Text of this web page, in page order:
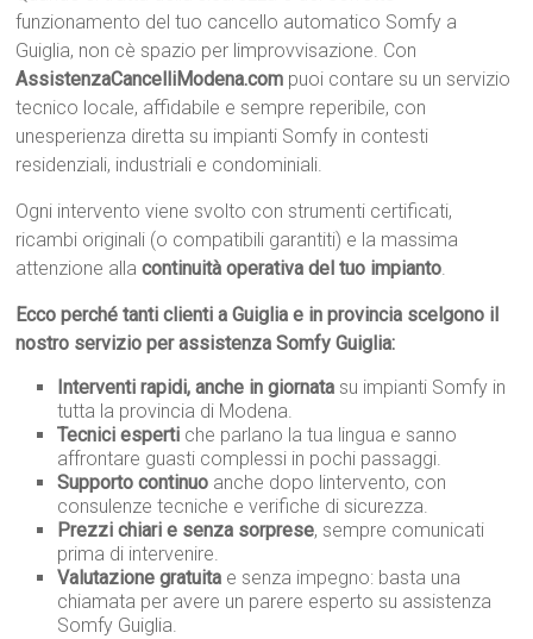
funzionamento del tuo cancello automatico Somfy a
Guiglia, non cè spazio per limprovvisazione. Con
AssistenzaCancelliModena.com puoi contare su un servizio
tecnico locale, affidabile e sempre reperibile, con
unesperienza diretta su impianti Somfy in contesti
residenziali, industriali e condominiali.
Ogni intervento viene svolto con strumenti certificati,
ricambi originali (o compatibili garantiti) e la massima
attenzione allacontinuità operativa del tuo impianto.
Ecco perché tanti clienti a Guiglia e in provincia scelgono il
nostro servizio per assistenza Somfy Guiglia:
Interventi rapidi, anche in giornata su impianti Somfy in
tutta la provincia di Modena.
Tecnici esperti che parlano la tua lingua e sanno
affrontare guasti complessi in pochi passaggi.
Supporto continuo anche dopo lintervento, con
consulenze tecniche e verifiche di sicurezza.
Prezzi chiari e senza sorprese, sempre comunicati
prima di intervenire.
Valutazione gratuita e senza impegno: basta una
chiamata per avere un parere esperto su assistenza
Somfy Guiglia.